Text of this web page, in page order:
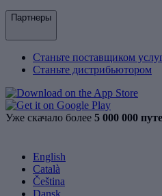
Партнеры
Станьте поставщиком
Станьте дистрибьютором
Уже скачало более 5 000 000
English
Català
Čeština